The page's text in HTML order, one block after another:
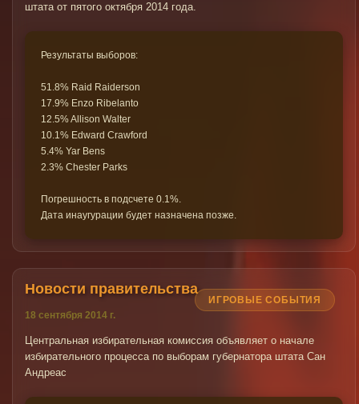
штата от пятого октября 2014 года.
Результаты выборов:
51.8% Raid Raiderson
17.9% Enzo Ribelanto
12.5% Allison Walter
10.1% Edward Crawford
5.4% Yar Bens
2.3% Chester Parks
Погрешность в подсчете 0.1%.
Дата инаугурации будет назначена позже.
ИГРОВЫЕ СОБЫТИЯ
Новости правительства
18 сентября 2014 г.
Центральная избирательная комиссия объявляет о начале
избирательного процесса по выборам губернатора штата Сан
Андреас